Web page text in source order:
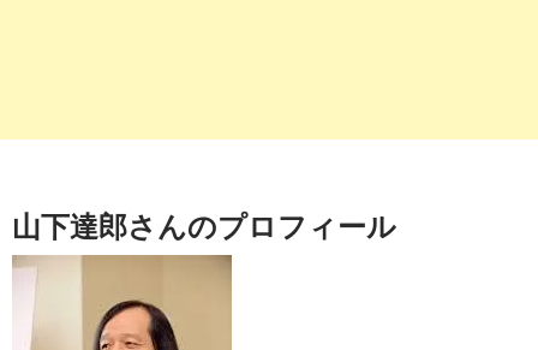
山下達郎さんのプロフィール